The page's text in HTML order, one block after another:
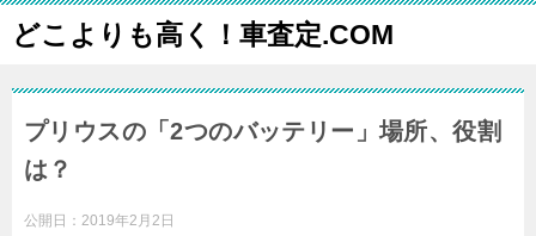
どこよりも高く！車査定.COM
プリウスの「2つのバッテリー」場所、役割
は？
公開日： 2019年2月2日